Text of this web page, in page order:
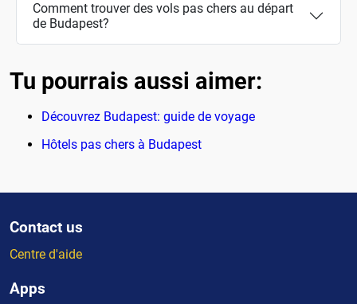
Comment trouver des vols pas chers au départ
de Budapest?
Tu pourrais aussi aimer:
Découvrez Budapest: guide de voyage
Hôtels pas chers à Budapest
Contact us
Centre d'aide
Apps